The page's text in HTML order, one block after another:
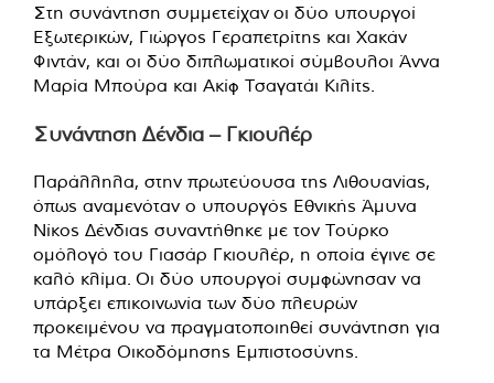
Στη συνάντηση συμμετείχαν οι δύο υπουργοί
Εξωτερικών, Γιώργος Γεραπετρίτης και Χακάν
Φιντάν, και οι δύο διπλωματικοί σύμβουλοι Άννα
Μαρία Μπούρα και Ακίφ Τσαγατάι Κιλίτς.
Συνάντηση Δένδια – Γκιουλέρ
Παράλληλα, στην πρωτεύουσα της Λιθουανίας,
όπως αναμενόταν ο υπουργός Εθνικής Άμυνα
Νίκος Δένδιας συναντήθηκε με τον Τούρκο
ομόλογό του Γιασάρ Γκιουλέρ, η οποία έγινε σε
καλό κλίμα. Οι δύο υπουργοί συμφώνησαν να
υπάρξει επικοινωνία των δύο πλευρών
προκειμένου να πραγματοποιηθεί συνάντηση για
τα Μέτρα Οικοδόμησης Εμπιστοσύνης.